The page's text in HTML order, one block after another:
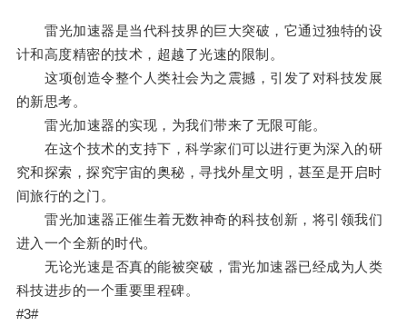
雷光加速器是当代科技界的巨大突破，它通过独特的设
计和高度精密的技术，超越了光速的限制。
这项创造令整个人类社会为之震撼，引发了对科技发展
的新思考。
雷光加速器的实现，为我们带来了无限可能。
在这个技术的支持下，科学家们可以进行更为深入的研
究和探索，探究宇宙的奥秘，寻找外星文明，甚至是开启时
间旅行的之门。
雷光加速器正催生着无数神奇的科技创新，将引领我们
进入一个全新的时代。
无论光速是否真的能被突破，雷光加速器已经成为人类
科技进步的一个重要里程碑。
#3#